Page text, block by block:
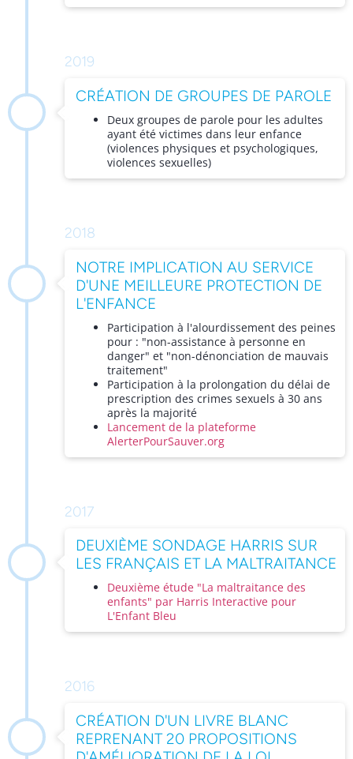
2019
CRÉATION DE GROUPES DE PAROLE
Deux groupes de parole pour les adultes
ayant été victimes dans leur enfance
(violences physiques et psychologiques,
violences sexuelles)
2018
NOTRE IMPLICATION AU SERVICE
D'UNE MEILLEURE PROTECTION DE
L'ENFANCE
Participation à l'alourdissement des peines
pour : "non-assistance à personne en
danger" et "non-dénonciation de mauvais
traitement"
Participation à la prolongation du délai de
prescription des crimes sexuels à 30 ans
après la majorité
Lancement de la plateforme
AlerterPourSauver.org
2017
DEUXIÈME SONDAGE HARRIS SUR
LES FRANÇAIS ET LA MALTRAITANCE
Deuxième étude "La maltraitance des
enfants" par Harris Interactive pour
L'Enfant Bleu
2016
CRÉATION D'UN LIVRE BLANC
REPRENANT 20 PROPOSITIONS